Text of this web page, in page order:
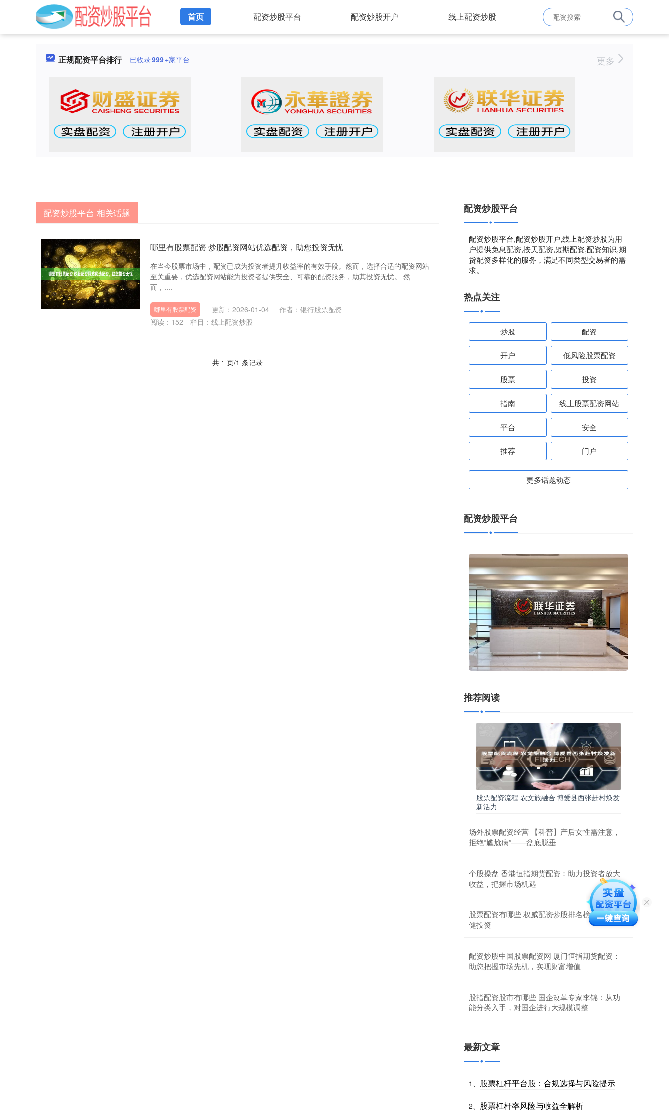
首页 配资炒股平台 配资炒股开户 线上配资炒股
正规配资平台排行 已收录999+家平台 更多
配资炒股平台 相关话题
哪里有股票配资 炒股配资网站优选配资，助您投资无忧
在当今股票市场中，配资已成为投资者提升收益率的有效手段。然而，选择合适的配资网站
至关重要，优选配资网站能为投资者提供安全、可靠的配资服务，助其投资无忧。 然
而，....
哪里有股票配资 更新：2026-01-04
作者：银行股票配资
阅读： 152 栏目： 线上配资炒股
共 1 页/1 条记录
配资炒股平台
配资炒股平台,配资炒股开户,线上配资炒股为用
户提供免息配资,按天配资,短期配资,配资知识,期
货配资多样化的服务，满足不同类型交易者的需
求。
热点关注
炒股 配资
开户 低风险股票配资
股票 投资
指南 线上股票配资网站
平台 安全
推荐 门户
更多话题动态
配资炒股平台
推荐阅读
股票配资流程 农文旅融合 博爱县西张赶村焕发
新活力
场外股票配资经营 【科普】产后女性需注意，
拒绝“尴尬病”——盆底脱垂
个股操盘 香港恒指期货配资：助力投资者放大
收益，把握市场机遇
股票配资有哪些 权威配资炒股排名榜，助你稳
健投资
配资炒股中国股票配资网 厦门恒指期货配资：
助您把握市场先机，实现财富增值
股指配资股市有哪些 国企改革专家李锦：从功
能分类入手，对国企进行大规模调整
最新文章
1、 股票杠杆平台股：合规选择与风险提示
2、 股票杠杆率风险与收益全解析